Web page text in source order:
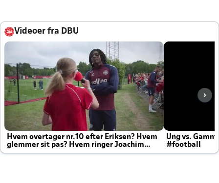
Videoer fra DBU
Hvem overtager nr.10 efter Eriksen? Hvem
glemmer sit pas? Hvem ringer Joachim
altid til efter kampe?
Ung vs.
#football